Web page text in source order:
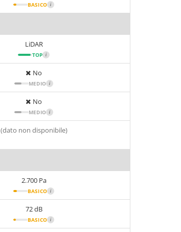
BASICO i
LiDAR
TOP i
No
MEDIO i
No
MEDIO i
(dato non disponibile)
2.700 Pa
BASICO i
72 dB
BASICO i